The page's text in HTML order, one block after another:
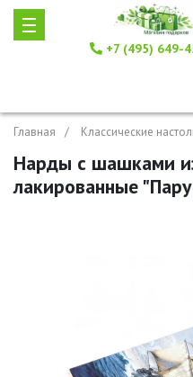
+7 (495) 649-
Главная Классические
Нарды с шашками
лакированные